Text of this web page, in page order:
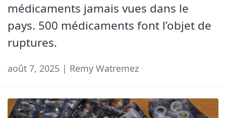
médicaments jamais vues dans le
pays. 500 médicaments font l’objet de
ruptures.
août 7, 2025 | Remy Watremez